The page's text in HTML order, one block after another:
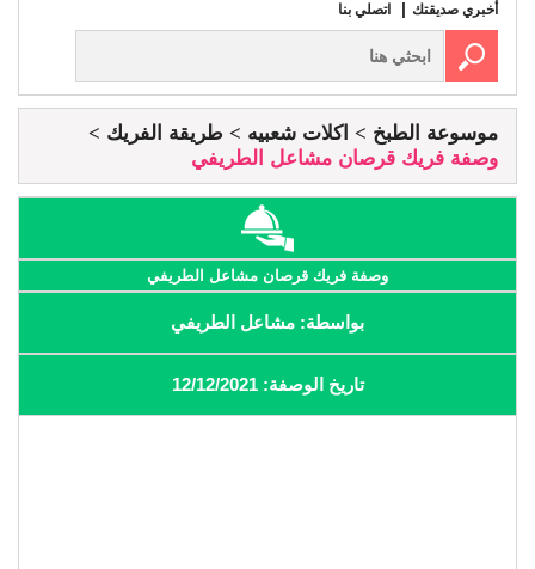
أخبري صديقتك
اتصلي بنا
موسوعة الطبخ اكلات شعبيه
طريقة الفريك
وصفة فريك قرصان مشاعل الطريفي
وصفة فريك قرصان مشاعل الطريفي
بواسطة: مشاعل الطريفي
تاريخ الوصفة: 12/12/2021